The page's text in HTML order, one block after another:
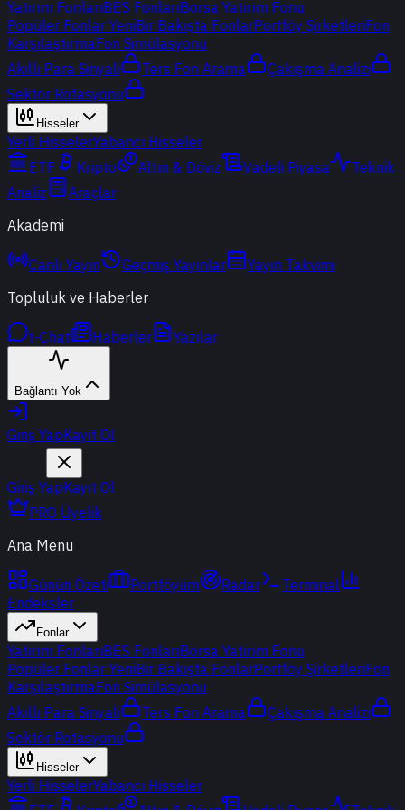
Yatırım FonlarıBES FonlarıBorsa Yatırım Fonu
Popüler Fonlar YeniBir Bakışta FonlarPortföy ŞirketleriFon
KarşılaştırmaFon Simülasyonu
Akıllı Para Sinyali
Ters Fon Arama
Çakışma Analizi
Sektör Rotasyonu
Hisseler
Yerli HisselerYabancı Hisseler
ETF
Kripto Altın & Döviz Vadeli Piyasa
Teknik
Analiz
Araçlar
Akademi
Canlı Yayın Geçmiş Yayınlar
Yayın Takvimi
Topluluk ve Haberler
t-Chat Haberler Yazılar
Bağlantı Yok
Giriş YapKayıt Ol
Giriş YapKayıt Ol
PRO Üyelik
Ana Menu
Günün Özeti Portföyüm Radar
Terminal
Endeksler
Fonlar
Yatırım FonlarıBES FonlarıBorsa Yatırım Fonu
Popüler Fonlar YeniBir Bakışta FonlarPortföy ŞirketleriFon
KarşılaştırmaFon Simülasyonu
Akıllı Para Sinyali
Ters Fon Arama
Çakışma Analizi
Sektör Rotasyonu
Hisseler
Yerli HisselerYabancı Hisseler